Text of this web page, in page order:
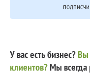
У вас есть бизнес?Вы
клиентов?Мы всегда